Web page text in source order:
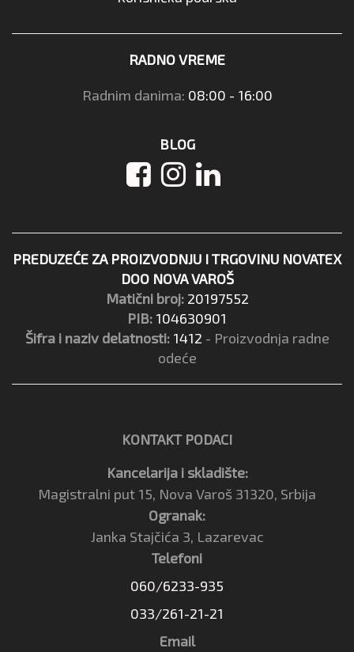
RADNO VREME
Radnim danima: 08:00 - 16:00
BLOG
PREDUZEĆE ZA PROIZVODNJU I TRGOVINU NOVATEX
DOO NOVA VAROŠ
Matični broj: 20197552
PIB: 104630901
Šifra i naziv delatnosti: 1412 - Proizvodnja radne
odeće
KONTAKT PODACI
Kancelarija i skladište:
Magistralni put 15, Nova Varoš 31320, Srbija
Ogranak:
Janka Stajčića 3, Lazarevac
Telefoni
060/6233-935
033/261-21-21
Email